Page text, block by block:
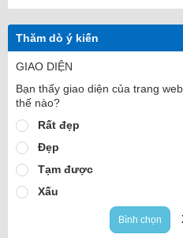
Thăm dò ý kiến
GIAO DIỆN
Bạn thấy giao diện của trang
thế nào?
Rất đẹp
Đẹp
Tạm được
Xấu
Bình chọn